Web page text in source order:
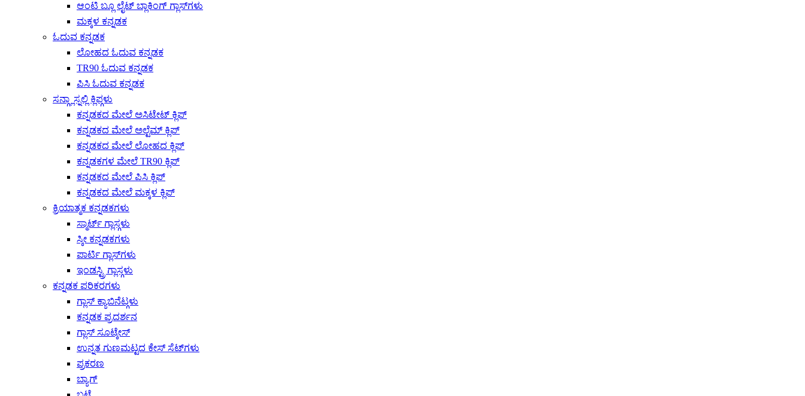
ಆಂಟಿ ಬ್ಲೂ ಲೈಟ್ ಬ್ಲಾಕಿಂಗ್ ಗ್ಲಾಸ್‌ಗಳು
ಮಕ್ಕಳ ಕನ್ನಡಕ
ಓದುವ ಕನ್ನಡಕ
ಲೋಹದ ಓದುವ ಕನ್ನಡಕ
TR90 ಓದುವ ಕನ್ನಡಕ
ಪಿಸಿ ಓದುವ ಕನ್ನಡಕ
ಸನ್ಗ್ಲಾಸ್ನಲ್ಲಿ ಕ್ಲಿಪ್ಗಳು
ಕನ್ನಡಕದ ಮೇಲೆ ಅಸಿಟೇಟ್ ಕ್ಲಿಪ್
ಕನ್ನಡಕದ ಮೇಲೆ ಅಲ್ಟೆಮ್ ಕ್ಲಿಪ್
ಕನ್ನಡಕದ ಮೇಲೆ ಲೋಹದ ಕ್ಲಿಪ್
ಕನ್ನಡಕಗಳ ಮೇಲೆ TR90 ಕ್ಲಿಪ್
ಕನ್ನಡಕದ ಮೇಲೆ ಪಿಸಿ ಕ್ಲಿಪ್
ಕನ್ನಡಕದ ಮೇಲೆ ಮಕ್ಕಳ ಕ್ಲಿಪ್
ಕ್ರಿಯಾತ್ಮಕ ಕನ್ನಡಕಗಳು
ಸ್ಮಾರ್ಟ್ ಗ್ಲಾಸ್ಗಳು
ಸ್ಕೀ ಕನ್ನಡಕಗಳು
ಪಾರ್ಟಿ ಗ್ಲಾಸ್‌ಗಳು
ಇಂಡಸ್ಟ್ರಿ ಗ್ಲಾಸ್ಗಳು
ಕನ್ನಡಕ ಪರಿಕರಗಳು
ಗ್ಲಾಸ್ ಕ್ಯಾಬಿನೆಟ್ಗಳು
ಕನ್ನಡಕ ಪ್ರದರ್ಶನ
ಗ್ಲಾಸ್ ಸೂಟ್ಕೇಸ್
ಉನ್ನತ ಗುಣಮಟ್ಟದ ಕೇಸ್ ಸೆಟ್‌ಗಳು
ಪ್ರಕರಣ
ಬ್ಯಾಗ್